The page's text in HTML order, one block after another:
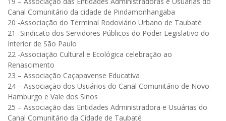
Canal Comunitário da cidade de Pindamonhangaba
20 -Associação do Terminal Rodoviário Urbano de Taubaté
21 -Sindicato dos Servidores Públicos do Poder Legislativo do
Interior de São Paulo
22 -Associação Cultural e Ecológica celebração ao
Renascimento
23 – Associação Caçapavense Educativa
24 – Associação dos Usuários do Canal Comunitário de Novo
Hamburgo e Vale dos Sinos
25 – Associação das Entidades Administradora e Usuárias do
Canal Comunitário da Cidade de Taubaté